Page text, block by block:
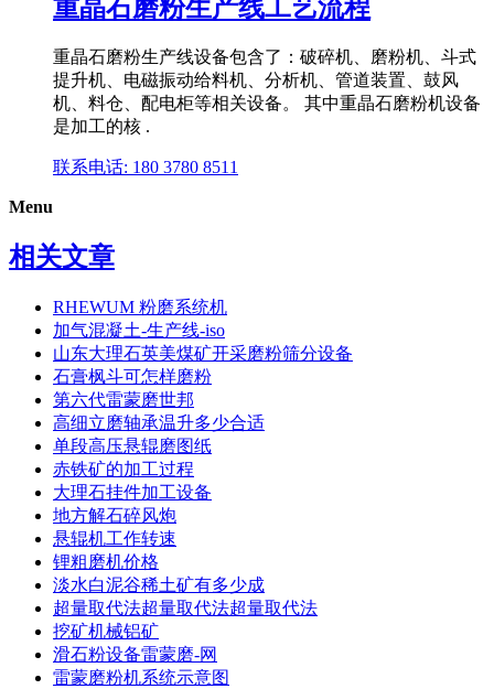
重晶石磨粉生产线工艺流程
重晶石磨粉生产线设备包含了：破碎机、磨粉机、斗式
提升机、电磁振动给料机、分析机、管道装置、鼓风
机、料仓、配电柜等相关设备。 其中重晶石磨粉机设备
是加工的核 .
联系电话: 180 3780 8511
Menu
相关文章
RHEWUM 粉磨系统机
加气混凝土-生产线-iso
山东大理石英美煤矿开采磨粉筛分设备
石膏枫斗可怎样磨粉
第六代雷蒙磨世邦
高细立磨轴承温升多少合适
单段高压悬辊磨图纸
赤铁矿的加工过程
大理石挂件加工设备
地方解石碎风炮
悬辊机工作转速
锂粗磨机价格
淡水白泥谷稀土矿有多少成
超量取代法超量取代法超量取代法
挖矿机械铝矿
滑石粉设备雷蒙磨-网
雷蒙磨粉机系统示意图